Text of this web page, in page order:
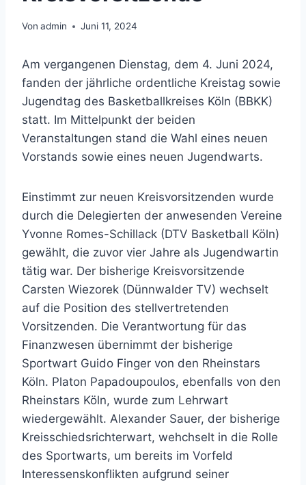
Von admin Juni 11, 2024
Am vergangenen Dienstag, dem 4. Juni 2024,
fanden der jährliche ordentliche Kreistag sowie
Jugendtag des Basketballkreises Köln (BBKK)
statt. Im Mittelpunkt der beiden
Veranstaltungen stand die Wahl eines neuen
Vorstands sowie eines neuen Jugendwarts.
Einstimmt zur neuen Kreisvorsitzenden wurde
durch die Delegierten der anwesenden Vereine
Yvonne Romes-Schillack (DTV Basketball Köln)
gewählt, die zuvor vier Jahre als Jugendwartin
tätig war. Der bisherige Kreisvorsitzende
Carsten Wiezorek (Dünnwalder TV) wechselt
auf die Position des stellvertretenden
Vorsitzenden. Die Verantwortung für das
Finanzwesen übernimmt der bisherige
Sportwart Guido Finger von den Rheinstars
Köln. Platon Papadoupoulos, ebenfalls von den
Rheinstars Köln, wurde zum Lehrwart
wiedergewählt. Alexander Sauer, der bisherige
Kreisschiedsrichterwart, wehchselt in die Rolle
des Sportwarts, um bereits im Vorfeld
Interessenskonflikten aufgrund seiner